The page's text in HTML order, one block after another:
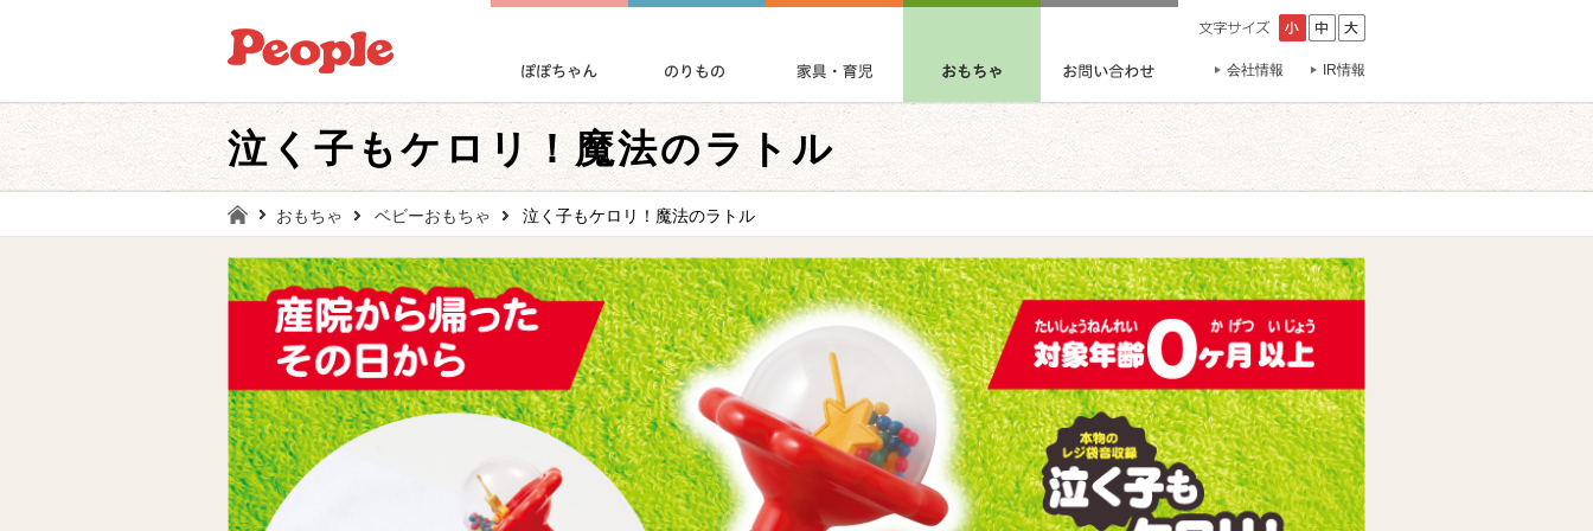
会社情報 IR情報
泣く子もケロリ！魔法のラトル
おもちゃ ベビーおもちゃ 泣く子もケロリ！魔法のラトル